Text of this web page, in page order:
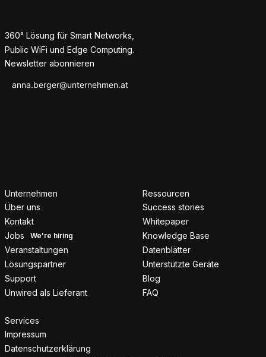
360° Lösung für Smart Networks,
Public WiFi und Edge Computing.
Newsletter abonnieren
Unternehmen
Über uns
Kontakt
Jobs
Veranstaltungen
Lösungspartner
Support
Unwired als Lieferant
Ressourcen
Success stories
Whitepaper
Knowledge Base
Datenblätter
Unterstützte Geräte
Blog
FAQ
Services
Impressum
Datenschutzerklärung